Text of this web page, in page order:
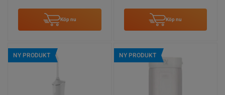
Köp nu Köp nu
NY PRODUKT NY PRODUKT